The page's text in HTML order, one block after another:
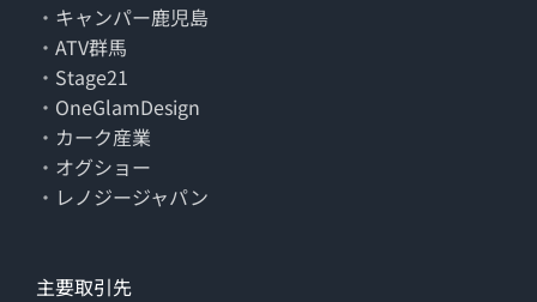
・ キャンパー鹿児島
・ ATV群馬
・ Stage21
・ OneGlamDesign
・ カーク産業
・ オグショー
・ レノジージャパン
主要取引先